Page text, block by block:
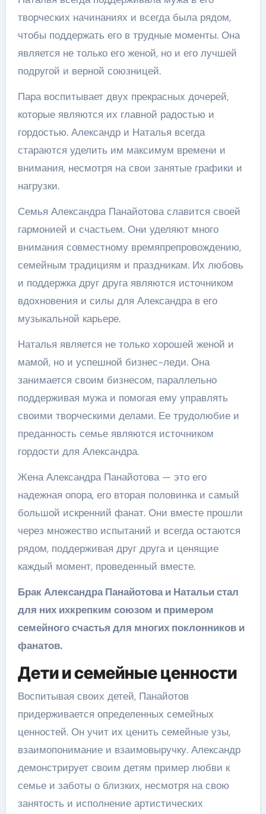
творческих начинаниях и всегда была рядом,
чтобы поддержать его в трудные моменты. Она
является не только его женой, но и его лучшей
подругой и верной союзницей.
Пара воспитывает двух прекрасных дочерей,
которые являются их главной радостью и
гордостью. Александр и Наталья всегда
стараются уделить им максимум времени и
внимания, несмотря на свои занятые графики и
нагрузки.
Семья Александра Панайотова славится своей
гармонией и счастьем. Они уделяют много
внимания совместному времяпрепровождению,
семейным традициям и праздникам. Их любовь
и поддержка друг друга являются источником
вдохновения и силы для Александра в его
музыкальной карьере.
Наталья является не только хорошей женой и
мамой, но и успешной бизнес-леди. Она
занимается своим бизнесом, параллельно
поддерживая мужа и помогая ему управлять
своими творческими делами. Ее трудолюбие и
преданность семье являются источником
гордости для Александра.
Жена Александра Панайотова — это его
надежная опора, его вторая половинка и самый
большой искренний фанат. Они вместе прошли
через множество испытаний и всегда остаются
рядом, поддерживая друг друга и ценящие
каждый момент, проведенный вместе.
Брак Александра Панайотова и Натальи стал
для них ихкрепким союзом и примером
семейного счастья для многих поклонников и
фанатов.
Дети и семейные ценности
Воспитывая своих детей, Панайотов
придерживается определенных семейных
ценностей. Он учит их ценить семейные узы,
взаимопонимание и взаимовыручку. Александр
демонстрирует своим детям пример любви к
семье и заботы о близких, несмотря на свою
занятость и исполнение артистических